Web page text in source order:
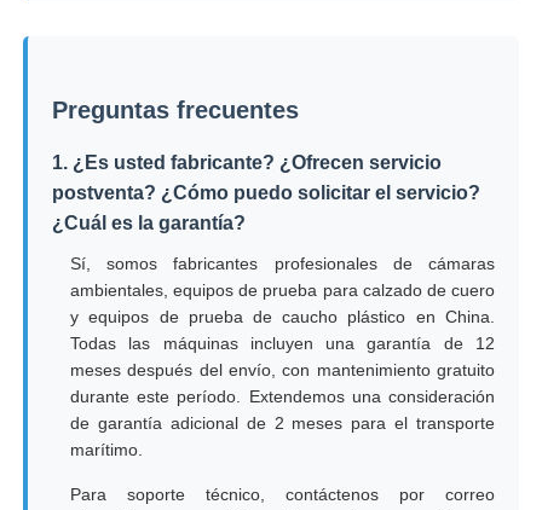
Preguntas frecuentes
1. ¿Es usted fabricante? ¿Ofrecen servicio
postventa? ¿Cómo puedo solicitar el servicio?
¿Cuál es la garantía?
Sí, somos fabricantes profesionales de cámaras
ambientales, equipos de prueba para calzado de cuero
y equipos de prueba de caucho plástico en China.
Todas las máquinas incluyen una garantía de 12
meses después del envío, con mantenimiento gratuito
durante este período. Extendemos una consideración
de garantía adicional de 2 meses para el transporte
marítimo.
Para soporte técnico, contáctenos por correo